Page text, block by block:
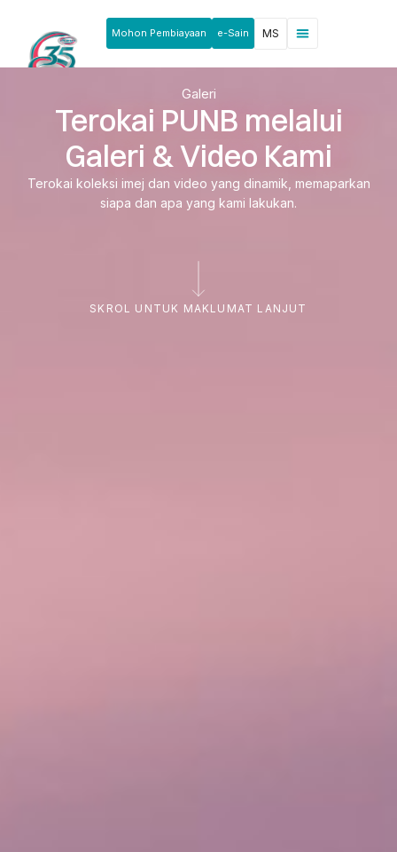
Mohon Pembiayaan e-Sain MS
Galeri
Terokai PUNB melalui
Galeri & Video Kami
Terokai koleksi imej dan video yang dinamik, memaparkan
siapa dan apa yang kami lakukan.
SKROL UNTUK MAKLUMAT LANJUT